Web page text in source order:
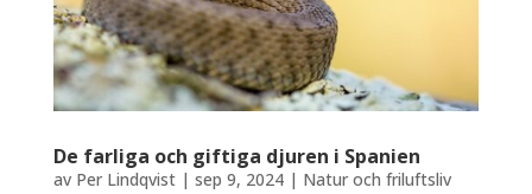
De farliga och giftiga djuren i Spanien
av Per Lindqvist| sep 9, 2024| Natur och friluftsliv